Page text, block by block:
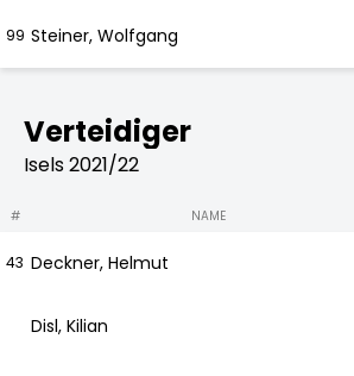
99 Steiner, Wolfgang
Verteidiger
Isels 2021/22
# NAME
43 Deckner, Helmut
Disl, Kilian